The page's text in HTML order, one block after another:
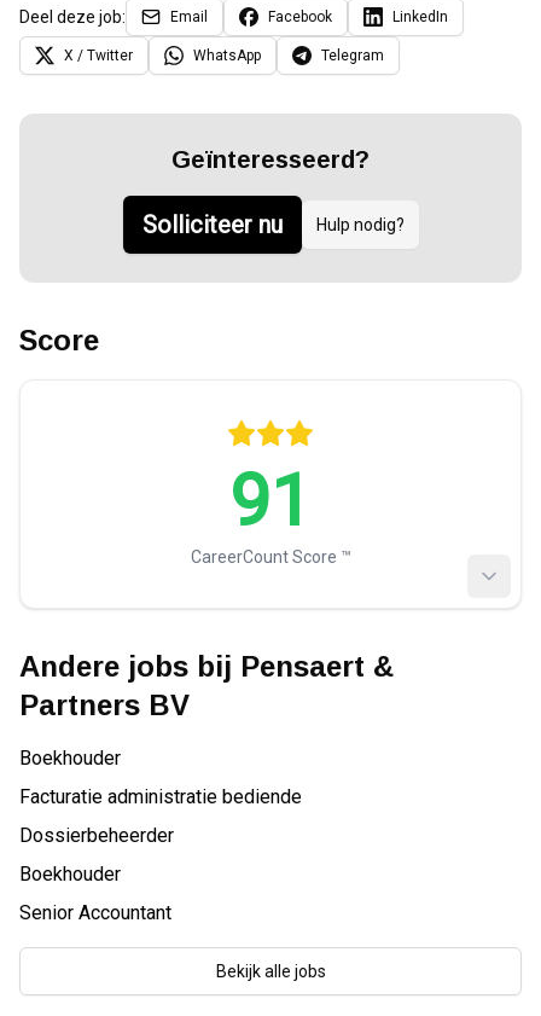
Deel deze job: Email Facebook LinkedIn
X / Twitter WhatsApp Telegram
Geïnteresseerd?
Solliciteer nu Hulp nodig?
Score
91
CareerCount Score ™️
Andere jobs bij Pensaert &
Partners BV
Boekhouder
Facturatie administratie bediende
Dossierbeheerder
Boekhouder
Senior Accountant
Bekijk alle jobs